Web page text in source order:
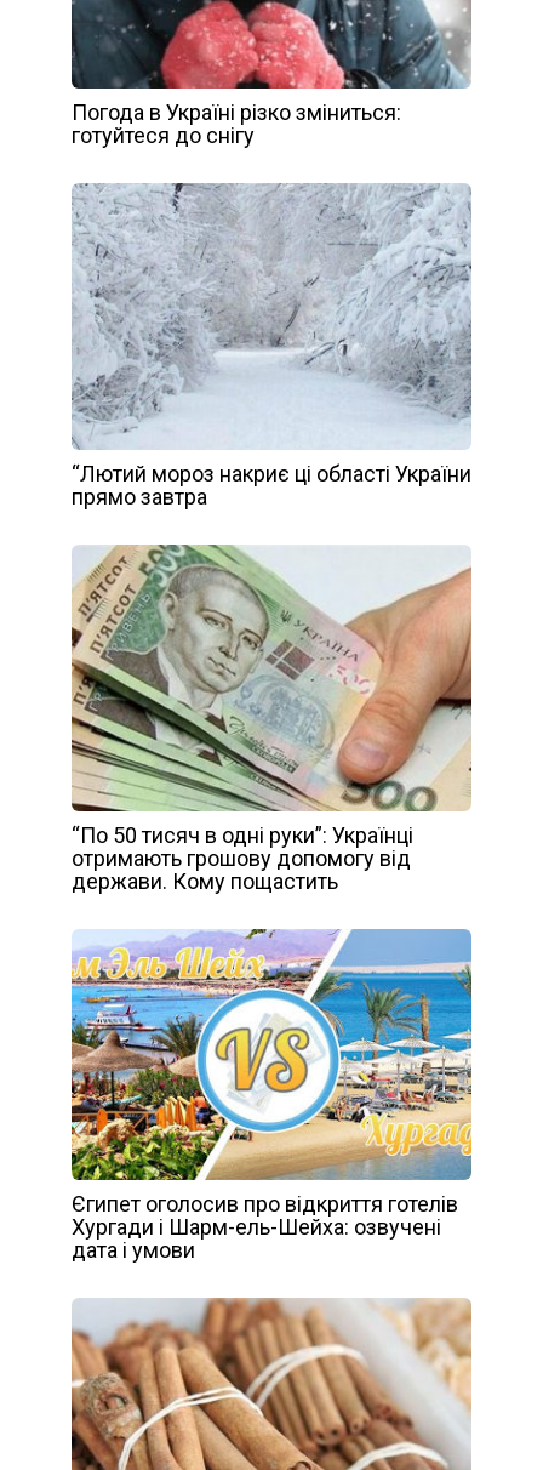
Погода в Україні різко зміниться:
готуйтеся до снігу
“Лютий мороз накриє ці області України
прямо завтра
“По 50 тисяч в одні руки”: Українці
отримають грошову допомогу від
держави. Кому пощастить
Єгипет оголосив про відкриття готелів
Хургади і Шарм-ель-Шейха: озвучені
дата і умови